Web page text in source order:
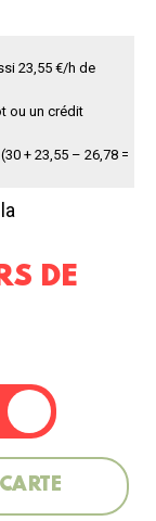
23,55 €/h de
ou un crédit
+ 23,55 – 26,78 =
DE